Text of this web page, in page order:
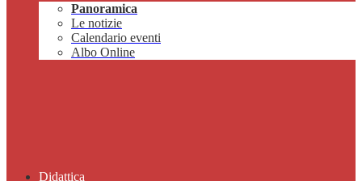
Panoramica
Le notizie
Calendario eventi
Albo Online
Didattica